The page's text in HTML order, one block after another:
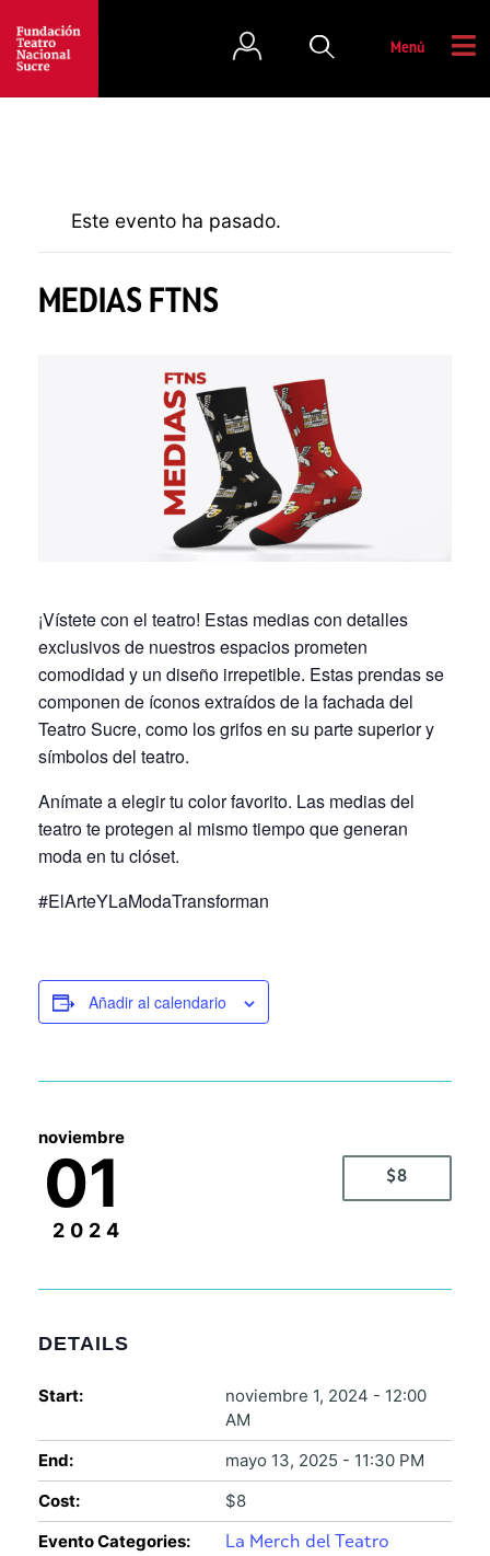
Menú
Este evento ha pasado.
MEDIAS FTNS
¡Vístete con el teatro! Estas medias con detalles
exclusivos de nuestros espacios prometen
comodidad y un diseño irrepetible. Estas prendas se
componen de íconos extraídos de la fachada del
Teatro Sucre, como los grifos en su parte superior y
símbolos del teatro.
Anímate a elegir tu color favorito. Las medias del
teatro te protegen al mismo tiempo que generan
moda en tu clóset.
#ElArteYLaModaTransforman
Añadir al calendario
noviembre
01
2024
$8
DETAILS
Start:
noviembre 1, 2024 - 12:00
AM
End:
mayo 13, 2025 - 11:30 PM
Cost:
$8
Evento Categories:
La Merch del Teatro